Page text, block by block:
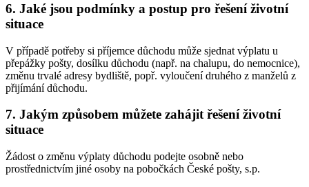
6. Jaké jsou podmínky a postup pro řešení životní
situace
V případě potřeby si příjemce důchodu může sjednat výplatu u
přepážky pošty, dosílku důchodu (např. na chalupu, do nemocnice),
změnu trvalé adresy bydliště, popř. vyloučení druhého z manželů z
přijímání důchodu.
7. Jakým způsobem můžete zahájit řešení životní
situace
Žádost o změnu výplaty důchodu podejte osobně nebo
prostřednictvím jiné osoby na pobočkách České pošty, s.p.